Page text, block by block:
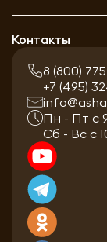
Контакты
8 (800)
+7 (495)
Пн - Пт с
Сб - Вс с